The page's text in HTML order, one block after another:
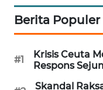
Berita Populer
#1
Krisis Ceuta
Respons
Skandal
WAHANA
HEALTH
WAHANA
DESA